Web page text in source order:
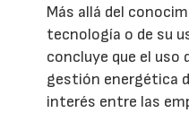
Más allá del
tecnología o de su
concluye que el uso
gestión energética
interés entre las